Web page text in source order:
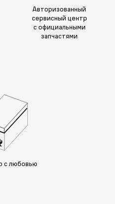
Авторизованный
сервисный центр
с официальными
запчастями
с любовью